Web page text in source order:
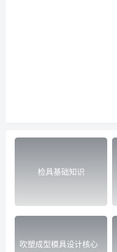
检具基础知识
吹塑成型模具设计核心